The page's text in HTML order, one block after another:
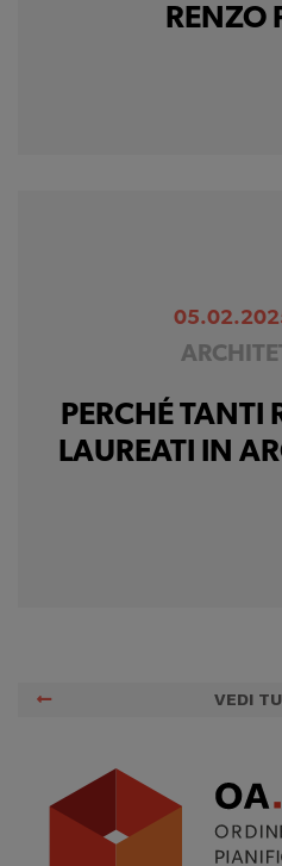
RENZO
PERCHÉ TANTI
LAUREATI IN
VEDI